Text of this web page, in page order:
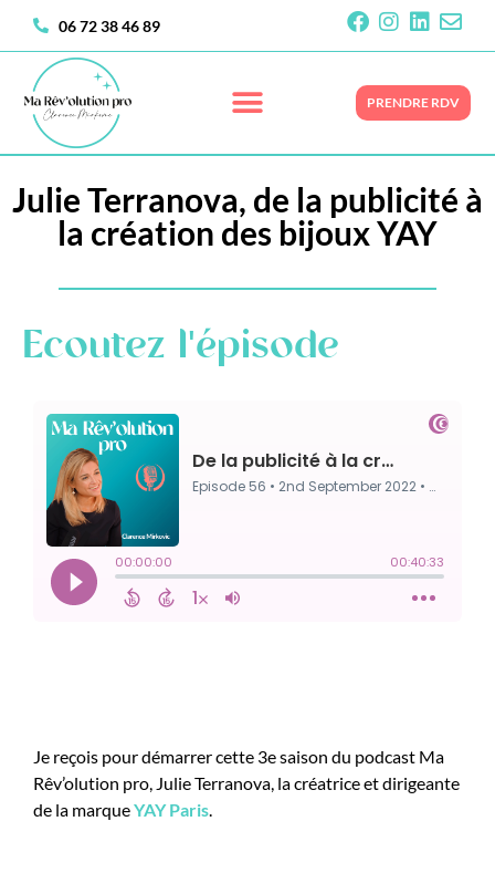
06 72 38 46 89
PRENDRE RDV
Julie Terranova, de la publicité à
la création des bijoux YAY
Ecoutez l'épisode
Je reçois pour démarrer cette 3e saison du podcast Ma
Rêv’olution pro, Julie Terranova, la créatrice et dirigeante
de la marqueYAY Paris.